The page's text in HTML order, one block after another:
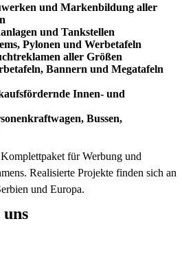
und Markenbildung aller
und Tankstellen
Pylonen und Werbetafeln
aller Größen
Bannern und Megatafeln
Innen- und
Bussen,
für Werbung und
Realisierte Projekte finden sich an
und Europa.